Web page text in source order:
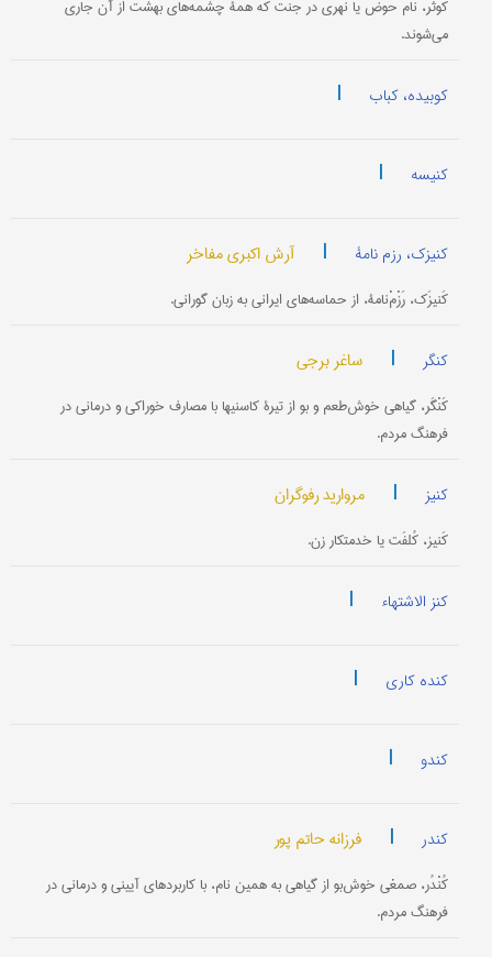
کوثَر، نام حوض یا نهری در جنت که همۀ چشمه‌های بهشت از آن جاری
می‌شوند.
کوبیده، کباب |
کنیسه |
کنیزک، رزم نامۀ | آرش اکبری مفاخر
کَنیزَک، رَزْمْ‌نامۀ، از حماسه‌های ایرانی به زبان گورانی.
کنگر | ساغر برجی
کَنْگَر، گیاهی خوش‌طعم و بو از تیرۀ کاسنیها با مصارف خوراکی و درمانی در
فرهنگ مردم.
کنیز | مروارید رفوگران
کَنیز، کُلفَت یا خدمتکار زن.
کنز الاشتهاء |
کنده کاری |
کندو |
کندر | فرزانه حاتم پور
کُنْدُر، صمغی خوش‌بو از گیاهی به همین نام، با کاربردهای آیینی و درمانی در
فرهنگ مردم.